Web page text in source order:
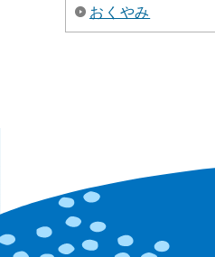
おくやみ